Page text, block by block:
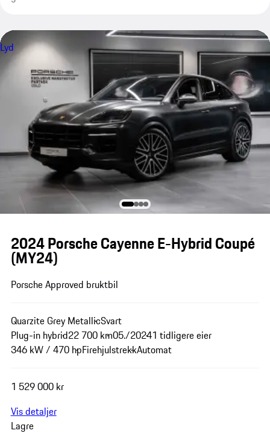
Lyd
2024 Porsche Cayenne E-Hybrid Coupé
(MY24)
Porsche Approved bruktbil
Quarzite Grey MetallicSvart
Plug-in hybrid22 700 km05./20241 tidligere eier
346 kW / 470 hpFirehjulstrekkAutomat
1 529 000 kr
Vis detaljer
Lagre